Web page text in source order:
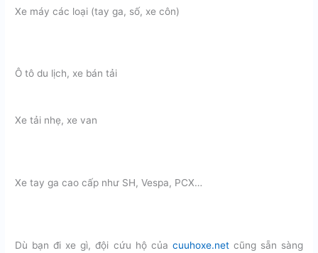
Xe máy các loại (tay ga, số, xe côn)
Ô tô du lịch, xe bán tải
Xe tải nhẹ, xe van
Xe tay ga cao cấp như SH, Vespa, PCX…
Dù bạn đi xe gì, đội cứu hộ của cuuhoxe.netcũng sẵn sàng